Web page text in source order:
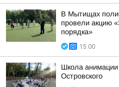
В Мытищах
провели акцию
порядка»
15:00
Школа анимации
Островского